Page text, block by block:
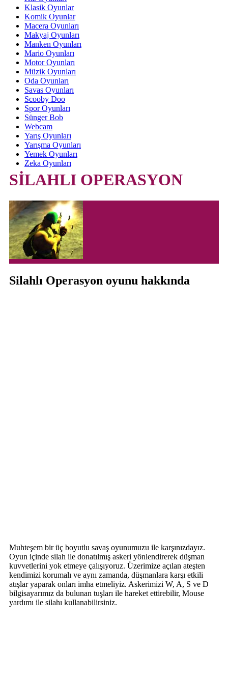
Klasik Oyunlar
Komik Oyunlar
Macera Oyunları
Makyaj Oyunları
Manken Oyunları
Mario Oyunları
Motor Oyunları
Müzik Oyunları
Oda Oyunları
Savas Oyunları
Scooby Doo
Spor Oyunları
Sünger Bob
Webcam
Yarış Oyunları
Yarışma Oyunları
Yemek Oyunları
Zeka Oyunları
SİLAHLI OPERASYON
Silahlı Operasyon oyunu hakkında
Muhteşem bir üç boyutlu savaş oyunumuzu ile karşınızdayız.
Oyun içinde silah ile donatılmış askeri yönlendirerek düşman
kuvvetlerini yok etmeye çalışıyoruz. Üzerimize açılan ateşten
kendimizi korumalı ve aynı zamanda, düşmanlara karşı etkili
atışlar yaparak onları imha etmeliyiz. Askerimizi W, A, S ve D
bilgisayarımız da bulunan tuşları ile hareket ettirebilir, Mouse
yardımı ile silahı kullanabilirsiniz.